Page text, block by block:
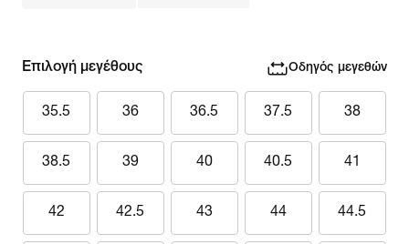
Επιλογή μεγέθους Οδηγός μεγεθών
35.5 36 36.5 37.5 38
38.5 39 40 40.5 41
42 42.5 43 44 44.5